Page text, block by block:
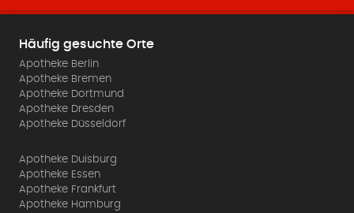
Häufig gesuchte Orte
Apotheke Berlin
Apotheke Bremen
Apotheke Dortmund
Apotheke Dresden
Apotheke Düsseldorf
Apotheke Duisburg
Apotheke Essen
Apotheke Frankfurt
Apotheke Hamburg